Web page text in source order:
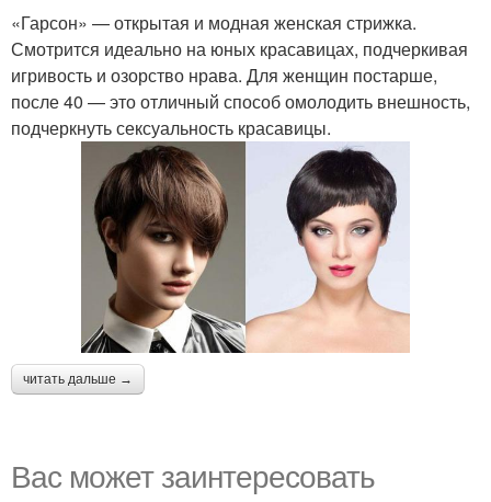
«Гарсон» — открытая и модная женская стрижка.
Смотрится идеально на юных красавицах, подчеркивая
игривость и озорство нрава. Для женщин постарше,
после 40 — это отличный способ омолодить внешность,
подчеркнуть сексуальность красавицы.
читать дальше →
Вас может заинтересовать